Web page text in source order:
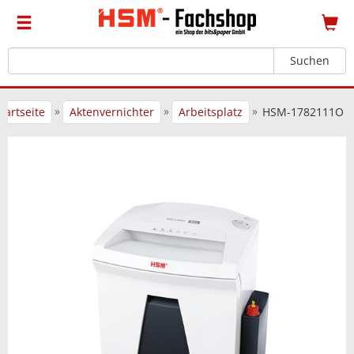
Suchen
» Aktenvernichter » Arbeitsplatz » HSM-1782111O